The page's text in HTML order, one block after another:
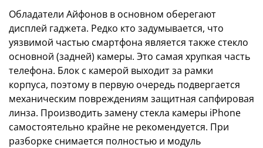
Обладатели Айфонов в основном оберегают
дисплей гаджета. Редко кто задумывается, что
уязвимой частью смартфона является также стекло
основной (задней) камеры. Это самая хрупкая часть
телефона. Блок с камерой выходит за рамки
корпуса, поэтому в первую очередь подвергается
механическим повреждениям защитная сапфировая
линза. Производить замену стекла камеры iPhone
самостоятельно крайне не рекомендуется. При
разборке снимается полностью и модуль